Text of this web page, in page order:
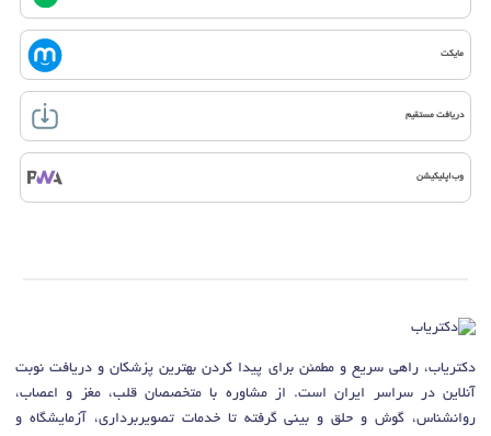
مایکت
دریافت مستقیم
وب‌اپلیکیشن
دکتریاب، راهی سریع و مطمئن برای پیدا کردن بهترین پزشکان و دریافت نوبت
آنلاین در سراسر ایران است. از مشاوره با متخصصان قلب، مغز و اعصاب،
روانشناس، گوش و حلق و بینی گرفته تا خدمات تصویربرداری، آزمایشگاه و